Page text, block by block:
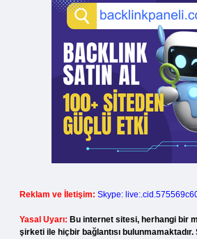
Reklam ve İletişim: Skype:
Yasal Uyarı: Bu internet sitesi, herhangi bir
şirketi ile hiçbir bağlantısı bulunmamaktadır.